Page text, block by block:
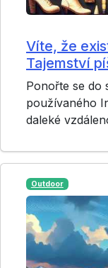
Víte, že
Tajemství
Ponořte se do
používaného
daleké
Outdoor